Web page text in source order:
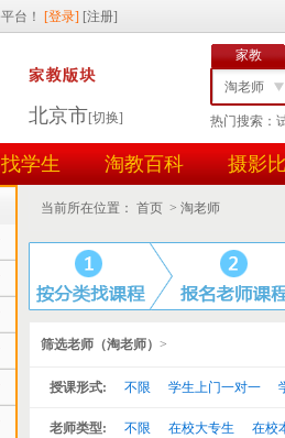
北京市[切换]
家教
淘老师
找学生
任务id
热门搜索：
找学生 淘教百科 摄影
当前所在位置： 首页 > 淘老师
筛选老师（淘老师） >
授课形式: 不限 学生上门一对一
老师类型: 不限 在校大专生 在校